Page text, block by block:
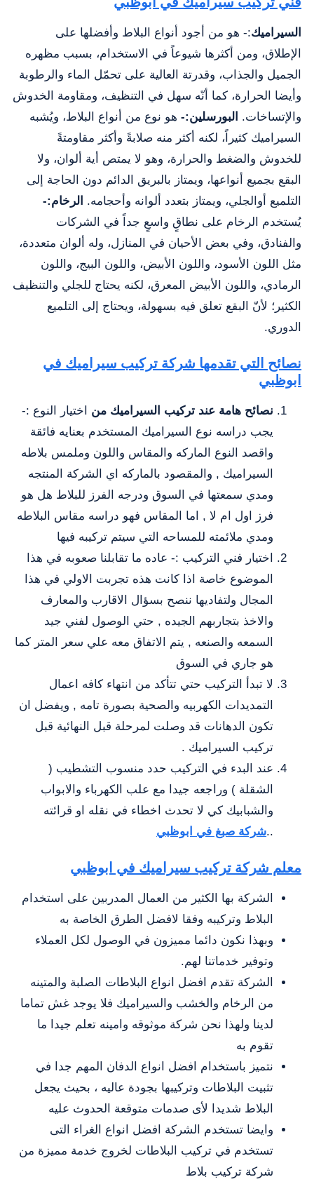
السيراميك:- هو من أجود أنواع البلاط وأفضلها على
الإطلاق، ومن أكثرها شيوعاً في الاستخدام، بسبب مظهره
الجميل والجذاب، وقدرتة العالية على تحمّل الماء والرطوبة
وأيضا الحرارة، كما أنّه سهل في التنظيف، ومقاومة الخدوش
والإتساخات. البورسلين:-هو نوع من أنواع البلاط، ويُشبه
السيراميك كثيراً، لكنه أكثر منه صلابةً وأكثر مقاومتةً
للخدوش والضغط والحرارة، وهو لا يمتص أية ألوان، ولا
البقع بجميع أنواعها، ويمتاز بالبريق الدائم دون الحاجة إلى
التلميع أوالجلي، ويمتاز بتعدد ألوانه وأحجامه. الرخام:-
يُستخدم الرخام على نطاقٍ واسعٍ جداً في الشركات
والفنادق، وفي بعض الأحيان في المنازل، وله ألوان متعددة،
مثل اللون الأسود، واللون الأبيض، واللون البيج، واللون
الرمادي، واللون الأبيض المعرق، لكنه يحتاج للجلي والتنظيف
الكثير؛ لأنّ البقع تعلق فيه بسهولة، ويحتاج إلى التلميع
الدوري.
نصائح التي تقدمها شركة تركيب سيراميك في
ابوظبي
نصائح هامة عند تركيب السيراميك من اختيار النوع :-
يجب دراسه نوع السيراميك المستخدم بعنايه فائقة
واقصد النوع الماركه والمقاس واللون وملمس بلاطه
السيراميك , والمقصود بالماركه اي الشركة المنتجه
ومدي سمعتها في السوق ودرجه الفرز للبلاط هل هو
فرز اول ام لا , اما المقاس فهو دراسه مقاس البلاطه
ومدي ملائمته للمساحه التي سيتم تركيبه فيها
اختيار فني التركيب :- عاده ما تقابلنا صعوبه في هذا
الموضوع خاصة اذا كانت هذه تجربت الاولي في هذا
المجال ولتفاديها ننصح بسؤال الاقارب والمعارف
والاخذ بتجاربهم الجيده , حتي الوصول لفني جيد
السمعه والصنعه , يتم الاتفاق معه علي سعر المتر كما
هو جاري في السوق
لا تبدأ التركيب حتي تتأكد من انتهاء كافه اعمال
التمديدات الكهربيه والصحية بصورة تامه , ويفضل ان
تكون الدهانات قد وصلت لمرحلة قبل النهائية قبل
تركيب السيراميك .
عند البدء في التركيب حدد منسوب التشطيب (
الشقلة ) وراجعه جيدا مع علب الكهرباء والابواب
والشبابيك كي لا تحدث اخطاء في نقله او قرائته
..شركة صبغ في ابوظبي
معلم شركة تركيب سيراميك في ابوظبي
الشركة بها الكثير من العمال المدربين على استخدام
البلاط وتركيبه وفقا لافضل الطرق الخاصة به
وبهذا نكون دائما مميزون في الوصول لكل العملاء
وتوفير خدماتنا لهم.
الشركة تقدم افضل انواع البلاطات الصلبة والمتينه
من الرخام والخشب والسيراميك فلا يوجد غش تماما
لدينا ولهذا نحن شركة موثوقه وامينه تعلم جيدا ما
تقوم به
نتميز باستخدام افضل انواع الدفان المهم جدا في
تثبيت البلاطات وتركيبها بجودة عاليه ، بحيث يجعل
البلاط شديدا لأى صدمات متوقعة الحدوث عليه
وايضا تستخدم الشركة افضل انواع الغراء التى
تستخدم في تركيب البلاطات لخروج خدمة مميزة من
شركة تركيب بلاط